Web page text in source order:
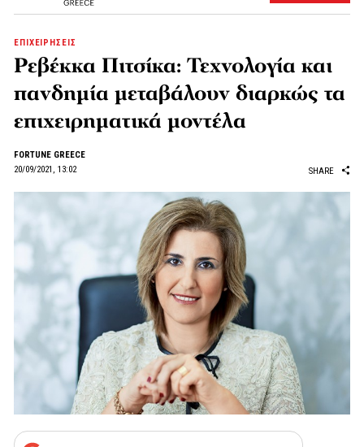
ΕΠΙΧΕΙΡΗΣΕΙΣ
Ρεβέκκα Πιτσίκα: Τεχνολογία και
πανδημία μεταβάλουν διαρκώς τα
επιχειρηματικά μοντέλα
FORTUNE GREECE
20/09/2021, 13:02
SHARE